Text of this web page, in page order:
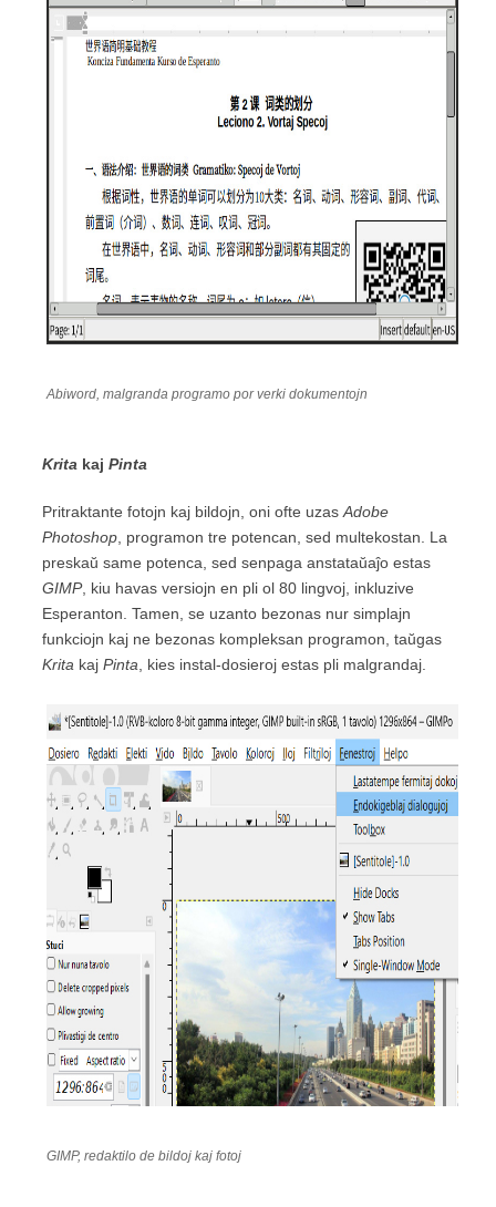
Abiword, malgranda programo por verki dokumentojn
Krita kaj Pinta
Pritraktante fotojn kaj bildojn, oni ofte uzas Adobe
Photoshop , programon tre potencan, sed multekostan. La
preskaŭ same potenca, sed senpaga anstataŭaĵo estas
GIMP, kiu havas versiojn en pli ol 80 lingvoj, inkluzive
Esperanton. Tamen, se uzanto bezonas nur simplajn
funkciojn kaj ne bezonas kompleksan programon, taŭgas
Krita kaj Pinta , kies instal-dosieroj estas pli malgrandaj.
GIMP, redaktilo de bildoj kaj fotoj